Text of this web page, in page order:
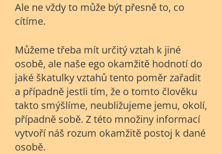
Ale ne vždy to může být přesně to, co
cítíme.
Můžeme třeba mít určitý vztah k jiné
osobě, ale naše ego okamžitě hodnotí do
jaké škatulky vztahů tento poměr zařadit
a případně jestli tím, že o tomto člověku
takto smýšlíme, neubližujeme jemu, okolí,
případně sobě. Z této množiny informací
vytvoří náš rozum okamžitě postoj k dané
osobě.